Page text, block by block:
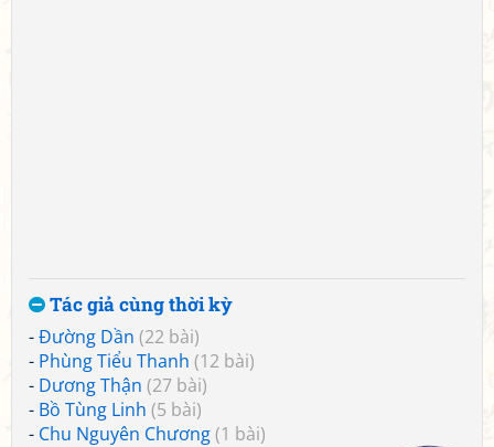
Tác giả cùng thời kỳ
-Đường Dần (22 bài)
- Phùng Tiểu Thanh (12 bài)
- Dương Thận (27 bài)
- Bồ Tùng Linh (5 bài)
- Chu Nguyên Chương(1 bài)